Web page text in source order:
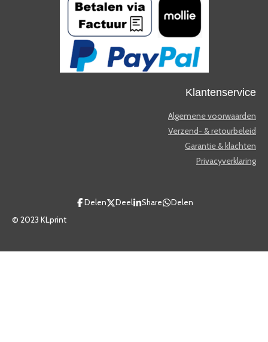
Klantenservice
Algemene voorwaarden
Verzend- & retourbeleid
Garantie & klachten
Privacyverklaring
Delen Deel Share Delen
© 2023 KLprint